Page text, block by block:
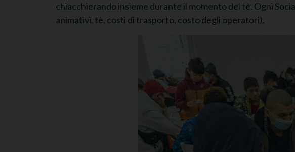
chiacchierando insieme durante il momento del tè. Ogni
animativi, tè, costi di trasporto, costo degli operatori).